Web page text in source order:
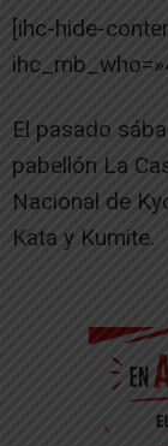
[ihc-hide-
El pasado
pabellón La
Nacional de
Kata y Kumite.